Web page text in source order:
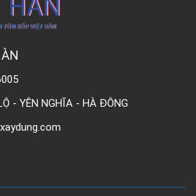
- YÊN NGHĨA - HÀ ĐÔNG